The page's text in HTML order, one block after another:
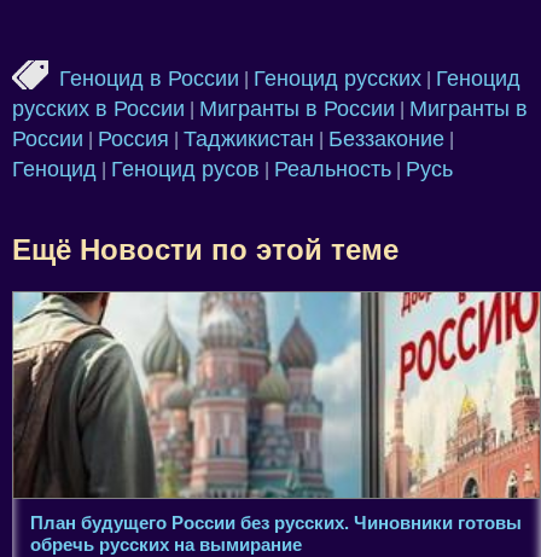
Геноцид в России Геноцид русских
Геноцид
русских в России
Мигранты в России
Мигранты в
России
Россия Таджикистан Беззаконие
Геноцид Геноцид русов Реальность Русь
Ещё Новости по этой теме
План будущего России без русских. Чиновники готовы
обречь русских на вымирание